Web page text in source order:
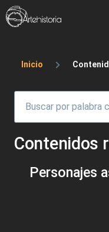
Pasar al contenido
Sobrescribir
Inicio
Contenidos
Personajes